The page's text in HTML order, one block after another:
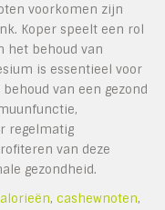
voorkomen zijn
Koper speelt een rol
het behoud van
is essentieel voor
van een gezond
regelmatig
van deze
gezondheid.
,cashewnoten,